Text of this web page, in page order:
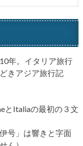
年。イタリア旅行
きアジア旅行記
とItaliaの最初の３文
号」は響きと字面